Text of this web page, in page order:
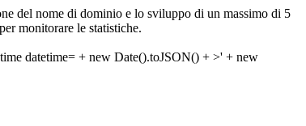
del nome di dominio e lo sviluppo di un massimo di 5
monitorare le statistiche.